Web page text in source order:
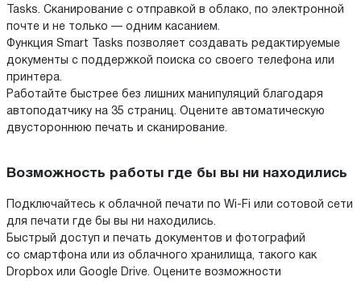
Tasks. Сканирование с отправкой в облако, по электронной
почте и не только — одним касанием.
Функция Smart Tasks позволяет создавать редактируемые
документы с поддержкой поиска со своего телефона или
принтера.
Работайте быстрее без лишних манипуляций благодаря
автоподатчику на 35 страниц. Оцените автоматическую
двустороннюю печать и сканирование.
Возможность работы где бы вы ни находились
Подключайтесь к облачной печати по Wi-Fi или сотовой сети
для печати где бы вы ни находились.
Быстрый доступ и печать документов и фотографий
со смартфона или из облачного хранилища, такого как
Dropbox или Google Drive. Оцените возможности